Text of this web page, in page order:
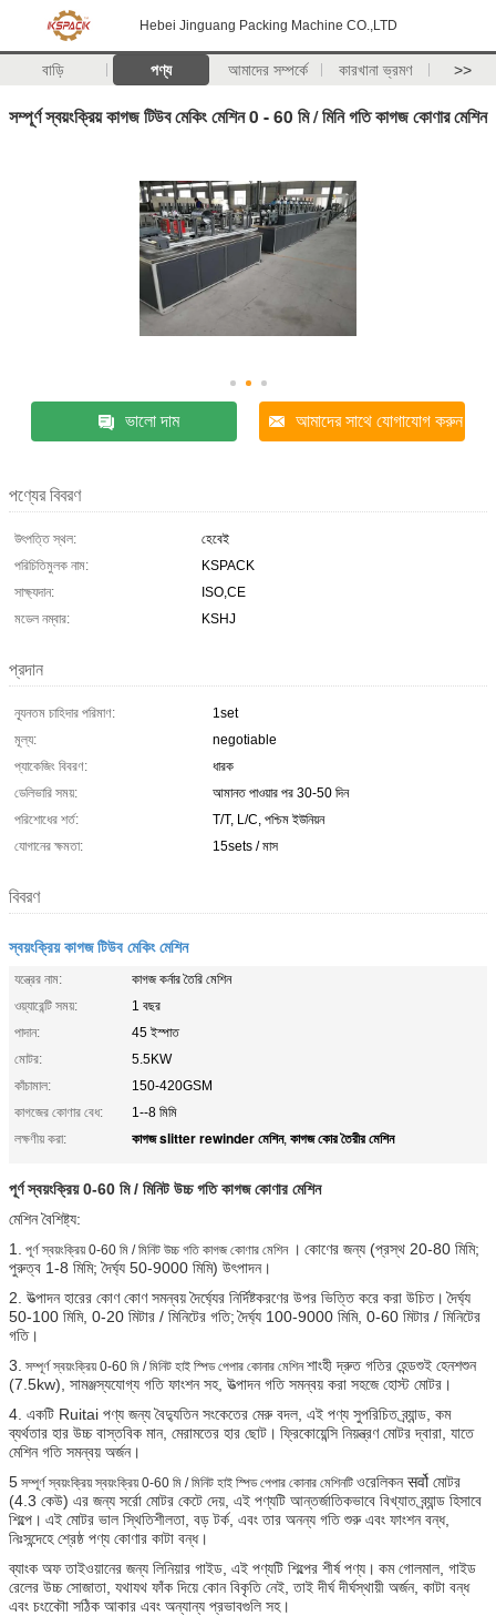
Hebei Jinguang Packing Machine CO.,LTD
বাড়ি পণ্য আমাদের সম্পর্কে কারখানা ভ্রমণ >>
সম্পূর্ণ স্বয়ংক্রিয় কাগজ টিউব মেকিং মেশিন 0 - 60 মি / মিনি গতি কাগজ কোণার মেশিন
ভালো দাম আমাদের সাথে যোগাযোগ করুন
পণ্যের বিবরণ
উৎপত্তি স্থল:
হেবেই
পরিচিতিমুলক নাম:
KSPACK
সাক্ষ্যদান:
ISO,CE
মডেল নম্বার:
KSHJ
প্রদান
ন্যূনতম চাহিদার পরিমাণ:
1set
মূল্য:
negotiable
প্যাকেজিং বিবরণ:
ধারক
ডেলিভারি সময়:
আমানত পাওয়ার পর 30-50 দিন
পরিশোধের শর্ত:
T/T, L/C, পশ্চিম ইউনিয়ন
যোগানের ক্ষমতা:
15sets / মাস
বিবরণ
স্বয়ংক্রিয় কাগজ টিউব মেকিং মেশিন
যন্ত্রের নাম:
কাগজ কর্নার তৈরি মেশিন
ওয়্যারেন্টি সময়:
1 বছর
পাদান:
45 ইস্পাত
মোটর:
5.5KW
কাঁচামাল:
150-420GSM
কাগজের কোণার বেধ:
1--8 মিমি
লক্ষণীয় করা:
কাগজ slitter rewinder মেশিন, কাগজ কোর তৈরীর মেশিন
পূর্ণ স্বয়ংক্রিয় 0-60 মি / মিনিট উচ্চ গতি কাগজ কোণার মেশিন
মেশিন বৈশিষ্ট্য:
1.
পূর্ণ স্বয়ংক্রিয় 0-60 মি / মিনিট উচ্চ গতি কাগজ কোণার মেশিন । কোণের জন্য (প্রস্থ 20-80 মিমি;
পুরুত্ব 1-8 মিমি; দৈর্ঘ্য 50-9000 মিমি) উৎপাদন।
2. উত্পাদন হারের কোণ কোণ সমন্বয় দৈর্ঘ্যের নির্দিষ্টকরণের উপর ভিত্তি করে করা উচিত। দৈর্ঘ্য
50-100 মিমি, 0-20 মিটার / মিনিটের গতি; দৈর্ঘ্য 100-9000 মিমি, 0-60 মিটার / মিনিটের
গতি।
3. সম্পূর্ণ স্বয়ংক্রিয় 0-60 মি / মিনিট হাই স্পিড পেপার কোনার মেশিনশাংহী দ্রুত গতির হেন্ডশুই হেনশশুন
(7.5kw), সামঞ্জস্যযোগ্য গতি ফাংশন সহ, উত্পাদন গতি সমন্বয় করা সহজে হোস্ট মোটর।
4. একটি Ruitai পণ্য জন্য বৈদ্যুতিন সংকেতের মেরু বদল, এই পণ্য সুপরিচিত ব্র্যান্ড, কম
ব্যর্থতার হার উচ্চ বাস্তবিক মান, মেরামতের হার ছোট। ফ্রিকোয়েন্সি নিয়ন্ত্রণ মোটর দ্বারা, যাতে
মেশিন গতি সমন্বয় অর্জন।
5 সম্পূর্ণ স্বয়ংক্রিয় স্বয়ংক্রিয় 0-60 মি / মিনিট হাই স্পিড পেপার কোনার মেশিনটি ওরেলিকন सर्वो মোটর
(4.3 কেউ) এর জন্য সর্রো মোটর কেটে দেয়, এই পণ্যটি আন্তর্জাতিকভাবে বিখ্যাত ব্র্যান্ড হিসাবে
শিল্পে। এই মোটর ভাল স্থিতিশীলতা, বড় টর্ক, এবং তার অনন্য গতি শুরু এবং ফাংশন বন্ধ,
নিঃসন্দেহে শ্রেষ্ঠ পণ্য কোণার কাটা বন্ধ।
ব্যাংক অফ তাইওয়ানের জন্য লিনিয়ার গাইড, এই পণ্যটি শিল্পের শীর্ষ পণ্য। কম গোলমাল, গাইড
রেলের উচ্চ সোজাতা, যথাযথ ফাঁক দিয়ে কোন বিকৃতি নেই, তাই দীর্ঘ দীর্ঘস্থায়ী অর্জন, কাটা বন্ধ
এবং চংকৌো সঠিক আকার এবং অন্যান্য প্রভাবগুলি সহ।